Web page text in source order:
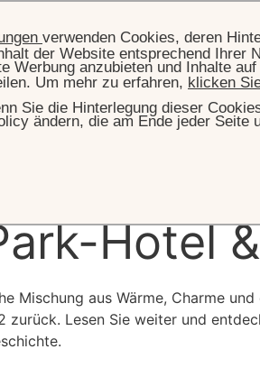
Hotel
Mischung aus Wärme, Charme
Lesen Sie weiter und
verwenden Cookies, deren
der Website entsprechend Ihrer
Werbung anzubieten und Inhalte
Um mehr zu erfahren, klicken
Sie die Hinterlegung dieser
ändern, die am Ende jeder Seite